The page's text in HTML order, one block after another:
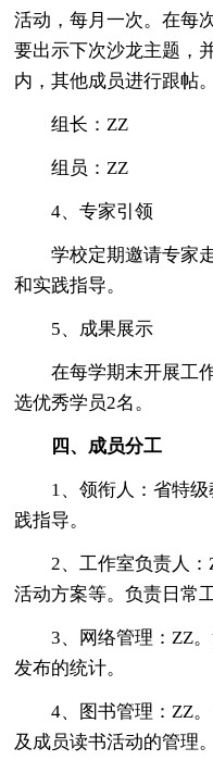
活动，每月一次。在每
要出示下次沙龙主题，
内，其他成员进行跟帖。
组长：ZZ
组员：ZZ
4、专家引领
学校定期邀请专家走
和实践指导。
5、成果展示
在每学期末开展工作
选优秀学员2名。
四、成员分工
1、领衔人：省特级
践指导。
2、工作室负责人：
活动方案等。负责日常
3、网络管理：ZZ。
发布的统计。
4、图书管理：ZZ。
及成员读书活动的管理。